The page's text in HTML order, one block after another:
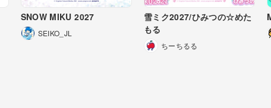
SNOW MIKU 2027
SEIKO_JL
雪ミク2027/ひみつの☆めた
もる
ちーちるる